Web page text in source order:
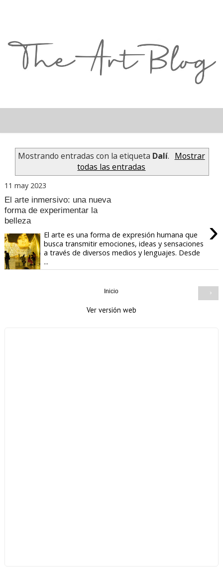
Mostrando entradas con la etiqueta Dalí. Mostrar
todas las entradas
11 may 2023
El arte inmersivo: una nueva
forma de experimentar la
belleza
›
El arte es una forma de expresión humana que
busca transmitir emociones, ideas y sensaciones
a través de diversos medios y lenguajes. Desde
...
›
Inicio
Ver versión web